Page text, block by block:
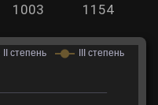
1003 1154